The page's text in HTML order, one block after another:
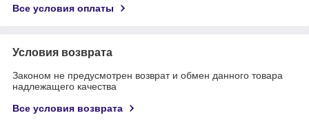
Все условия оплаты
Условия возврата
Законом не предусмотрен возврат и обмен данного товара
надлежащего качества
Все условия возврата